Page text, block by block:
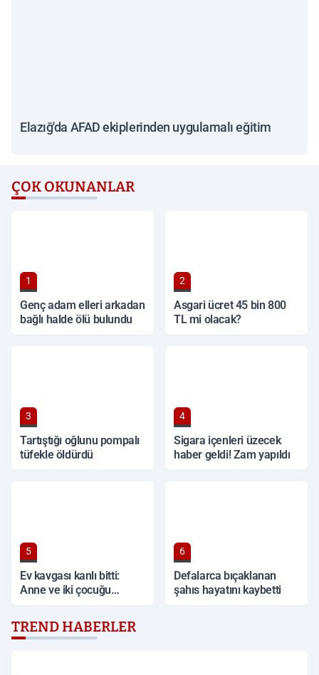
Elazığ'da AFAD ekiplerinden uygulamalı eğitim
ÇOK OKUNANLAR
1
Genç adam elleri arkadan
bağlı halde ölü bulundu
2
Asgari ücret 45 bin 800
TL mi olacak?
3
Tartıştığı oğlunu pompalı
tüfekle öldürdü
4
Sigara içenleri üzecek
haber geldi! Zam yapıldı
5
Ev kavgası kanlı bitti:
Anne ve iki çocuğu
6
Defalarca bıçaklanan
şahıs hayatını kaybetti
TREND HABERLER